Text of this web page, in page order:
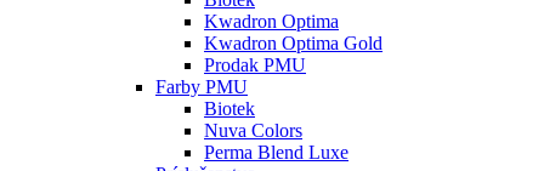
Kwadron Optima
Kwadron Optima Gold
Prodak PMU
Farby PMU
Biotek
Nuva Colors
Perma Blend Luxe